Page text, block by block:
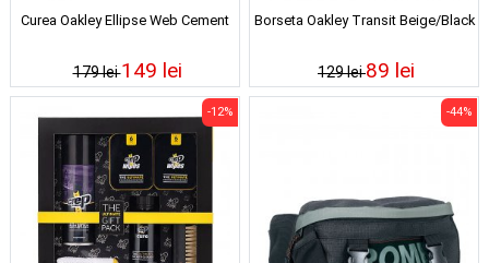
Curea Oakley Ellipse Web Cement
179 lei149 lei
Borseta Oakley Transit Beige/Black
129 lei89 lei
-12% -44%